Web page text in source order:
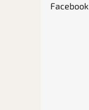
Facebook